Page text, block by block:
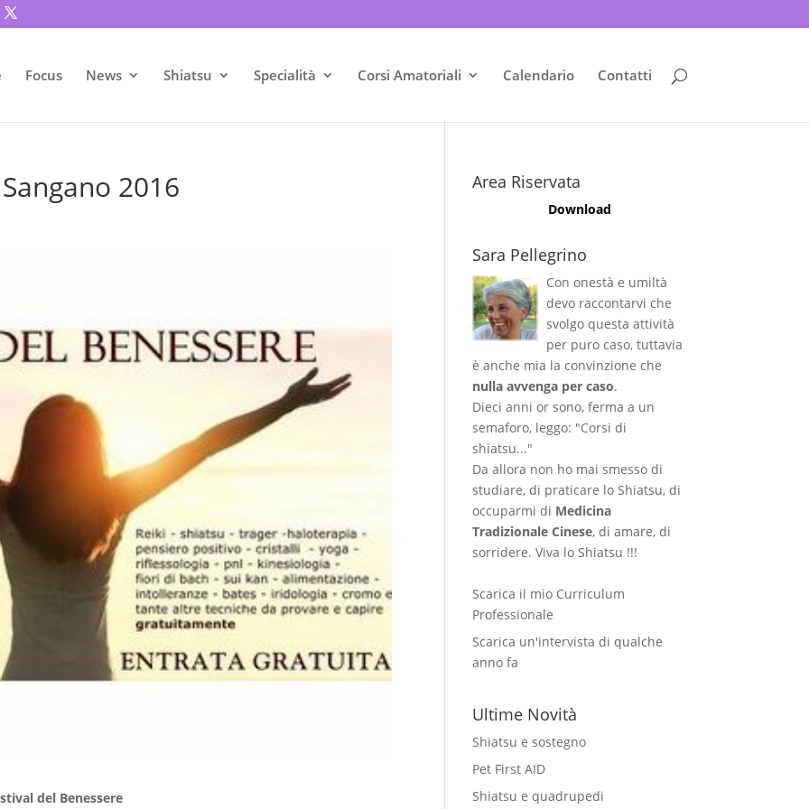
Focus News Shiatsu Specialità Corsi Amatoriali Calendario Contatti
2016
del Benessere
Area Riservata
Download
Sara Pellegrino
Con onestà e umiltà
devo raccontarvi che
svolgo questa attività
per puro caso, tuttavia
è anche mia la convinzione che
nulla avvenga per caso.
Dieci anni or sono, ferma a un
semaforo, leggo: "Corsi di
shiatsu..."
Da allora non ho mai smesso di
studiare, di praticare lo Shiatsu, di
occuparmi di Medicina
Tradizionale Cinese, di amare, di
sorridere. Viva lo Shiatsu !!!
Scarica il mio Curriculum
Professionale
Scarica un'intervista di qualche
anno fa
Ultime Novità
Shiatsu e sostegno
Pet First AID
Shiatsu e quadrupedi